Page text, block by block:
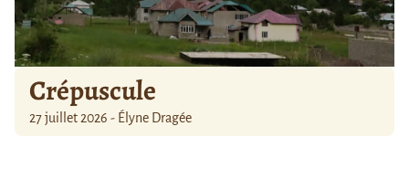
Crépuscule
27 juillet 2026 - Élyne Dragée